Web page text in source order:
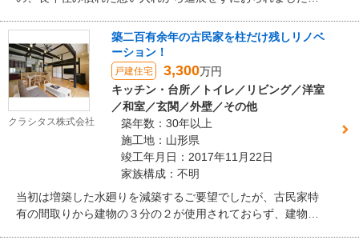
どの優れた機能を実現する弊社の゛リセット住宅 『継ぎ木』
と出会い、ご家族皆様の思い描く理想の暮らしのイメージと
一致。迷うことなく施工のご依頼を頂きました。
クラシタス株式会社
築二百有余年の古民家を柱だけ残しリノベ
ーション！
戸建住宅 3,300万円
キッチン・台所／トイレ／リビング／洋室
／和室／玄関／外壁／その他
築年数：30年以上
施工地：山形県
竣工年月日：2017年11月22日
家族構成：不明
当初は増築した水廻りを減築するご要望でしたが、古民家特
有の間取りから建物の３分の２が使用されておらず、建物と